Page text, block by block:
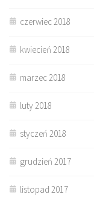
czerwiec 2018
kwiecień 2018
marzec 2018
luty 2018
styczeń 2018
grudzień 2017
listopad 2017